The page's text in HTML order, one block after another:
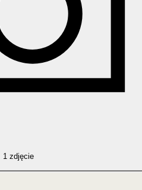
1 zdjęcie